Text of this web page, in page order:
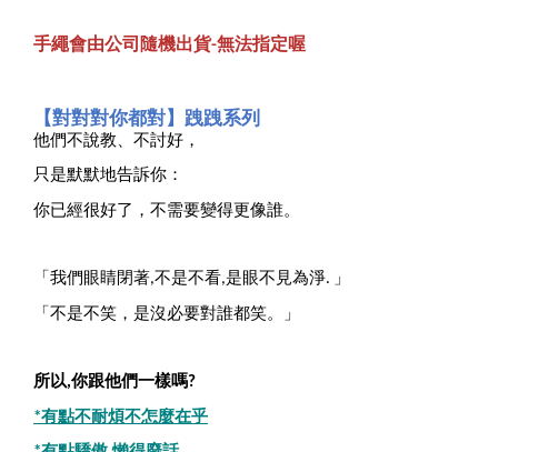
手繩會由公司隨機出貨-無法指定喔
【對對對你都對】跩跩系列
他們不說教、不討好，
只是默默地告訴你：
你已經很好了，不需要變得更像誰。
「我們眼睛閉著,不是不看,是眼不見為淨. 」
「不是不笑，是沒必要對誰都笑。」
所以,你跟他們一樣嗎?
*有點不耐煩不怎麼在乎